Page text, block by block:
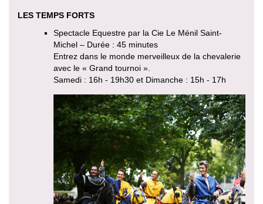
LES TEMPS FORTS
Spectacle Equestre par la Cie Le Ménil Saint-
Michel – Durée : 45 minutes
Entrez dans le monde merveilleux de la chevalerie
avec le « Grand tournoi ».
Samedi : 16h - 19h30 et Dimanche : 15h - 17h